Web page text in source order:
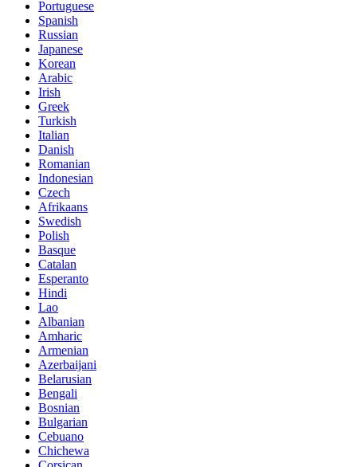
Portuguese
Spanish
Russian
Japanese
Korean
Arabic
Irish
Greek
Turkish
Italian
Danish
Romanian
Indonesian
Czech
Afrikaans
Swedish
Polish
Basque
Catalan
Esperanto
Hindi
Lao
Albanian
Amharic
Armenian
Azerbaijani
Belarusian
Bengali
Bosnian
Bulgarian
Cebuano
Chichewa